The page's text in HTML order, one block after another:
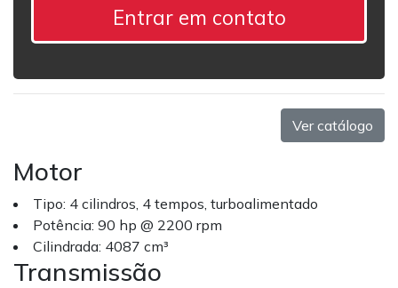
Entrar em contato
Ver catálogo
Motor
Tipo: 4 cilindros, 4 tempos, turboalimentado
Potência: 90 hp @ 2200 rpm
Cilindrada: 4087 cm³
Transmissão